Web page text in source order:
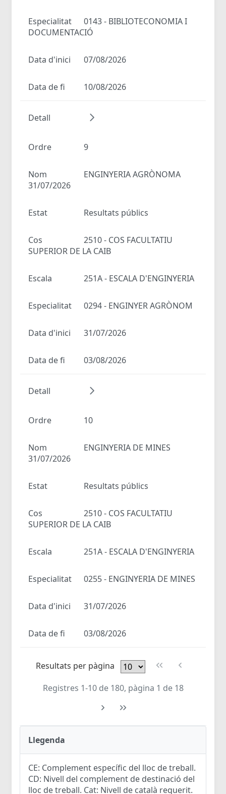
Especialitat
0143 - BIBLIOTECONOMIA I
DOCUMENTACIÓ
Data d'inici 07/08/2026
Data de fi 10/08/2026
Detall
Ordre 9
Nom
ENGINYERIA AGRÒNOMA
31/07/2026
Estat Resultats públics
Cos
2510 - COS FACULTATIU
SUPERIOR DE LA CAIB
Escala 251A - ESCALA D'ENGINYERIA
Especialitat 0294 - ENGINYER AGRÒNOM
Data d'inici 31/07/2026
Data de fi 03/08/2026
Detall
Ordre 10
Nom
ENGINYERIA DE MINES
31/07/2026
Estat Resultats públics
Cos
2510 - COS FACULTATIU
SUPERIOR DE LA CAIB
Escala 251A - ESCALA D'ENGINYERIA
Especialitat 0255 - ENGINYERIA DE MINES
Data d'inici 31/07/2026
Data de fi 03/08/2026
Resultats per pàgina
Registres 1-10 de 180, pàgina 1 de 18
Llegenda
CE: Complement específic del lloc de treball.
CD: Nivell del complement de destinació del
lloc de treball. Cat: Nivell de català requerit.